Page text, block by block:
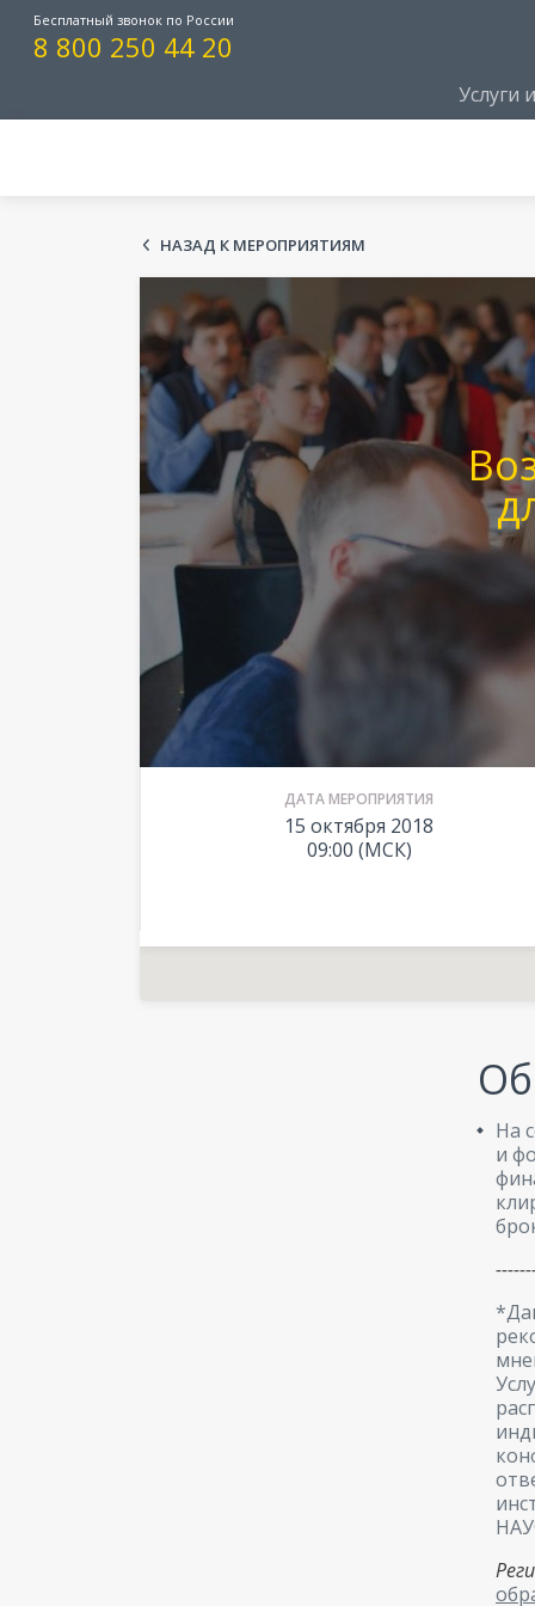
Бесплатный звонок по России
8 800 250 44 20
Услуги
НАЗАД К МЕРОПРИЯТИЯМ
ДАТА МЕРОПРИЯТИЯ
15 октября 2018
09:00 (МСК)
На
и